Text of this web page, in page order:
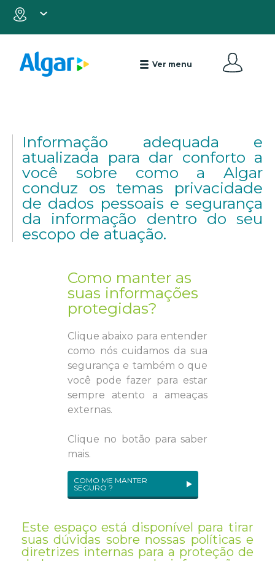
Ver menu
Privacidade e
Segurança da
Informação
Informação adequada e
atualizada para dar conforto a
você sobre como a Algar
conduz os temas privacidade
de dados pessoais e segurança
da informação dentro do seu
escopo de atuação.
Como manter as
suas informações
protegidas?
Clique abaixo para entender
como nós cuidamos da sua
segurança e também o que
você pode fazer para estar
sempre atento a ameaças
externas.
Clique no botão para saber
mais.
COMO ME MANTER
SEGURO ?
Este espaço está disponível para tirar
suas dúvidas sobre nossas políticas e
diretrizes internas para a proteção de